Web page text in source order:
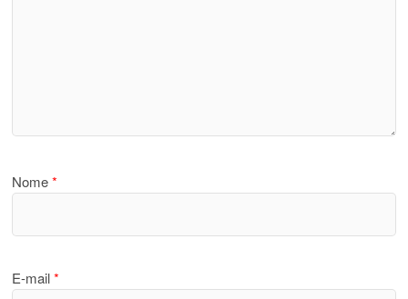
Nome*
E-mail*